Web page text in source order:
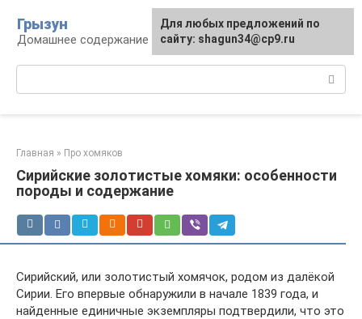
контенту
Грызун
Домашнее содержание грызунов
Главная » Про хомяков
Сирийские золотистые хомяки: особенности
породы и содержание
Сирийский, или золотистый хомячок, родом из далёкой
Сирии. Его впервые обнаружили в начале 1839 года, и
найденные единичные экземпляры подтвердили, что это
Для любых предложений по
сайту: shagun34@cp9.ru